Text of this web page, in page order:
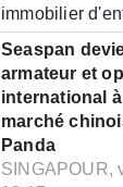
immobilier
Seaspan
armateur et
international
marché
Panda
SINGAPOUR,